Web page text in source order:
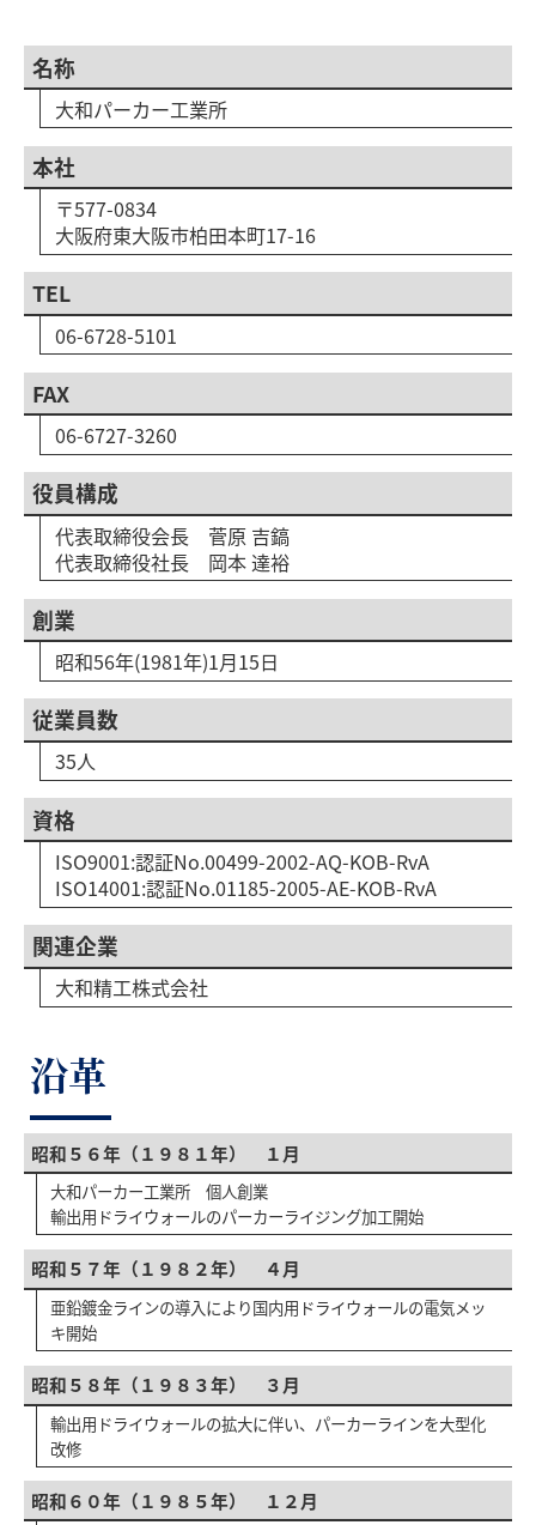
名称
大和パーカー工業所
本社
〒577-0834
大阪府東大阪市柏田本町17-16
TEL
06-6728-5101
FAX
06-6727-3260
役員構成
代表取締役会長 菅原 吉鎬
代表取締役社長 岡本 達裕
創業
昭和56年(1981年)1月15日
従業員数
35人
資格
ISO9001:認証No.00499-2002-AQ-KOB-RvA
ISO14001:認証No.01185-2005-AE-KOB-RvA
関連企業
大和精工株式会社
沿革
昭和５６年（１９８１年） １月
大和パーカー工業所 個人創業
輸出用ドライウォールのパーカーライジング加工開始
昭和５７年（１９８２年） ４月
亜鉛鍍金ラインの導入により国内用ドライウォールの電気メッ
キ開始
昭和５８年（１９８３年） ３月
輸出用ドライウォールの拡大に伴い、パーカーラインを大型化
改修
昭和６０年（１９８５年） １２月